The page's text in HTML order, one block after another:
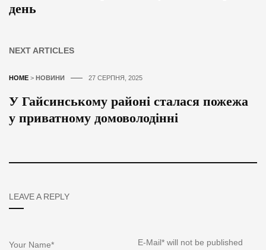
день
NEXT ARTICLES
HOME > НОВИНИ 27 СЕРПНЯ, 2025
У Гайсинському районі сталася пожежа
у приватному домоволодінні
LEAVE A REPLY